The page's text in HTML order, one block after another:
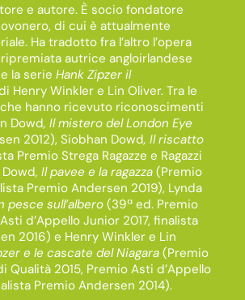
e autore. È socio fondatore
di cui è attualmente
Ha tradotto fra l’altro l’opera
autrice angloirlandese
la serie Hank Zipzer il
Henry Winkler e Lin Oliver. Tra le
hanno ricevuto riconoscimenti
Dowd, Il mistero del London Eye
2012), Siobhan Dowd, Il riscatto
Premio Strega Ragazze e Ragazzi
, Il pavee e la ragazza(Premio
Premio Andersen 2019), Lynda
pesce sull’albero(39ª ed. Premio
d’Appello Junior 2017, finalista
2016) e Henry Winkler e Lin
e le cascate del Niagara(Premio
Qualità 2015, Premio Asti d’Appello
Premio Andersen 2014).